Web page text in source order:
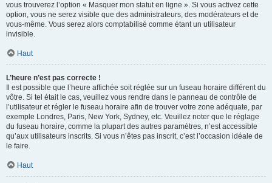
vous trouverez l’option « Masquer mon statut en ligne ». Si vous activez cette
option, vous ne serez visible que des administrateurs, des modérateurs et de
vous-même. Vous serez alors comptabilisé comme étant un utilisateur
invisible.
Haut
L’heure n’est pas correcte !
Il est possible que l’heure affichée soit réglée sur un fuseau horaire différent du
vôtre. Si tel était le cas, veuillez vous rendre dans le panneau de contrôle de
l’utilisateur et régler le fuseau horaire afin de trouver votre zone adéquate, par
exemple Londres, Paris, New York, Sydney, etc. Veuillez noter que le réglage
du fuseau horaire, comme la plupart des autres paramètres, n’est accessible
qu’aux utilisateurs inscrits. Si vous n’êtes pas inscrit, c’est l’occasion idéale de
le faire.
Haut